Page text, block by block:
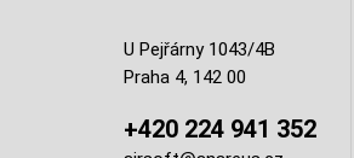
U Pejřárny 1043/4B
Praha 4, 142 00
+420 224 941 352